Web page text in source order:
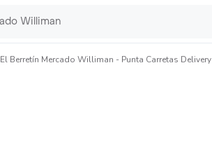
El Berretín Mercado Williman - Punta Carretas Delivery